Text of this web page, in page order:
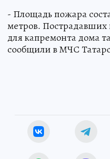
- Площадь пожара
метров.
для капремонта дома
сообщили в МЧС